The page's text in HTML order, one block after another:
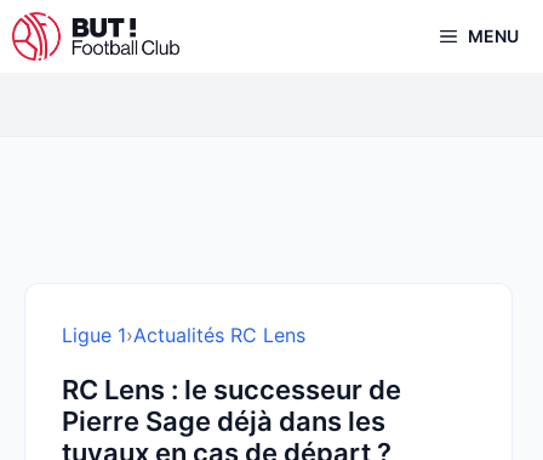
Aller
au
MENU
Ligue 1›Actualités RC Lens
RC Lens : le successeur de
Pierre Sage déjà dans les
tuyaux en cas de départ ?